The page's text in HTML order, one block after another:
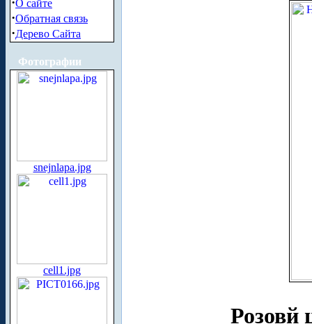
О сайте
·Обратная связь
·Дерево Сайта
Фотографии
snejnlapa.jpg
cell1.jpg
Розовй